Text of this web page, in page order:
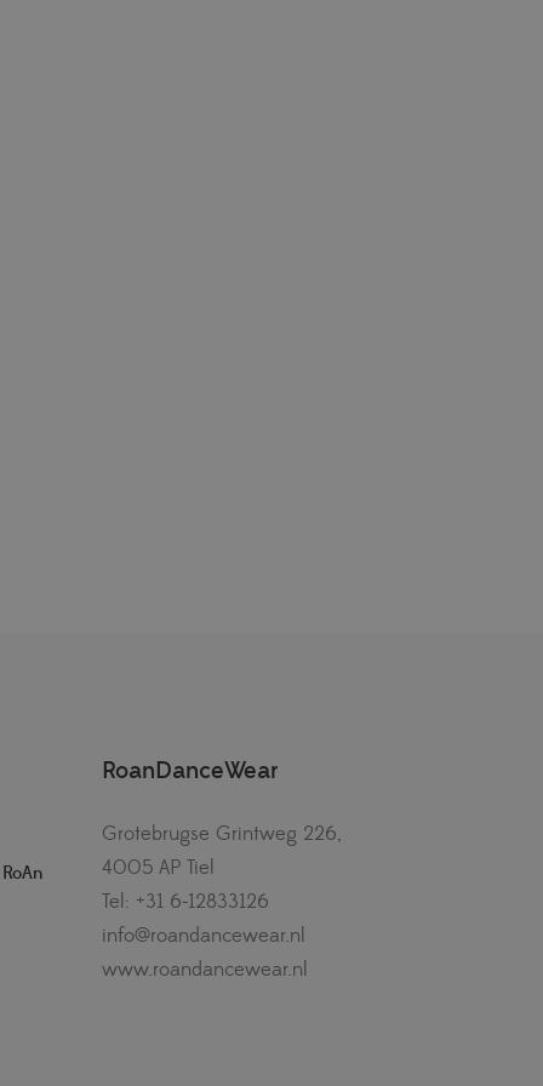
RoanDanceWear
Grotebrugse Grintweg 226,
4005 AP Tiel
Tel: +31 6-12833126
info@roandancewear.nl
www.roandancewear.nl